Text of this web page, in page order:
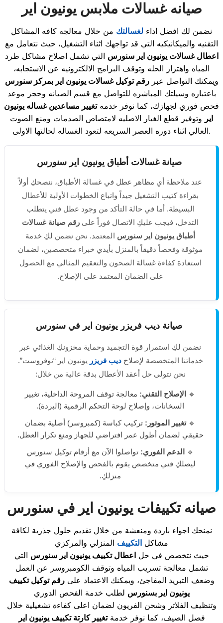
صيانه غسالات ملابس يونيون اير
نضمن لك افضل اداء لغسالتك من خلال معالجه كافه المشاكل
التقنيه والميكانيكيه التي قد تواجهك اثناء التشغيل، حيث نتعامل مع
اعطال غسالات يونيون اير سنورس التي تشمل اصلاح مشاكل طرد
المياه واهتزاز الحله وتوقف البرامج الالكترونيه عن الاستجابه،
ويمكنك التواصل عبررقم توكيل غسالات يونيون اير بمركز سنورس
باعتباره وسيلتك المباشره للتواصل مع قسم الصيانه وحجز موعد
فحص فوري لجهازك، كما نوفر خدمهتغيير مساعدين غساله يونيون
اير وتوفير قطع الغيار الاصليه لامتصاص الصدمات ومنع الصوت
العالي اثناء دوره العصر السريعه لتعود الغساله لحالتها الاولى.
صيانة غسالات أطباق يونيون اير سنورس
عند ملاحظة أي مظاهر عطل في غسالة الأطباق، ننصحكِ أولاً
بقراءة كتيب التشغيل جيداً واتباع الخطوات الأولية للأعطال
البسيطة. أما في حالة التأكد من وجود عطل فني يتطلب
التدخل، فيجب عليكِ الاتصال فوراً على رقم صيانة غسالات
أطباق يونيون اير سنورس المعتمد. نحن نضمن لكِ خدمة
موثوقة وفحصاً دقيقاً بالمنزل بأيدي خبراء متخصصين، لضمان
استعادة كفاءة غسالة الصحون والتعقيم المثالي مع الحصول
على الضمان المعتمد على الإصلاح.
صيانة ديب فريزر يونيون اير في سنورس
نضمن لكِ استمرار قوة التجميد وحماية مخزونكِ الغذائي عبر
خدماتنا المتخصصة لإصلاحديب فريزر يونيون اير “نوفروست”.
نحن نتولى حل أعقد الأعطال بدقة عالية من خلال:
🔹 الإصلاح التقني: معالجة توقف المروحة الداخلية، تغيير
السخانات، وإصلاح لوحة التحكم الرقمية (البردة).
🔹تغيير الموتور: تركيب كباسة (كمبروسر) أصلية بضمان
حقيقي لضمان أطول عمر افتراضي للجهاز ومنع تكرار العطل.
🔹
الدعم الفوري: تواصلوا الآن مع أرقام توكيل سنورس
ليصلكِ فني متخصص يقوم بالفحص والإصلاح الفوري في
منزلكِ.
صيانه تكييفات يونيون اير في سنورس
نمنحك اجواء باردة ومنعشة من خلال تقديم حلول جذرية لكافة
مشاكل التكييف المنزلي والمركزي
حيث نتخصص في حلاعطال تكييف يونيون اير سنورس التي
تشمل معالجة تسريب المياه وتوقف الكومبروسر عن العمل
وضعف التبريد المفاجئ، ويمكنك الاعتماد علىرقم توكيل تكييف
يونيون اير بسنورس لطلب خدمة الفحص الدوري
وتنظيف الفلاتر وشحن الفريون لضمان اعلى كفاءة تشغيلية خلال
فصل الصيف، كما نوفر خدمةتغيير كارتة تكييف يونيون اير